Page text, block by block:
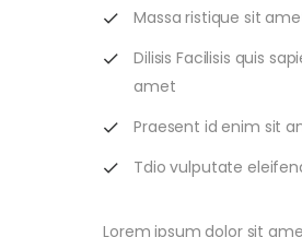
Massa ristique sit
Dilisis Facilisis quis
amet
Praesent id enim sit
Tdio vulputate
Lorem ipsum dolor sit